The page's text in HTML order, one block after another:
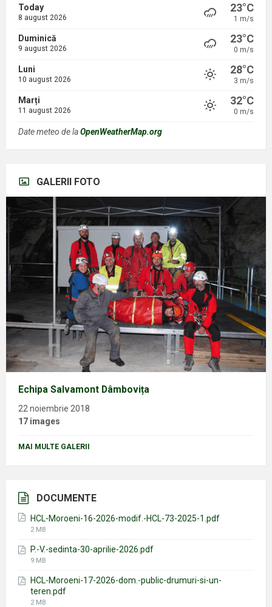
Today
8 august 2026
23°C
1 m/s
Duminică
9 august 2026
23°C
0 m/s
Luni
10 august 2026
28°C
3 m/s
Marți
11 august 2026
32°C
0 m/s
Date meteo de laOpenWeatherMap.org
GALERII FOTO
Echipa Salvamont Dâmbovița
22 noiembrie 2018
17 images
MAI MULTE GALERII
DOCUMENTE
HCL-Moroeni-16-2026-modif.-HCL-73-2025-1.pdf
File
2 MB
P.-V.-sedinta-30-aprilie-2026.pdf
File
9 MB
HCL-Moroeni-17-2026-dom.-public-drumuri-si-un-
teren.pdf
File
2 MB